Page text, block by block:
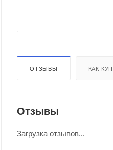
ОТЗЫВЫ КАК
Отзывы
Загрузка отзывов...